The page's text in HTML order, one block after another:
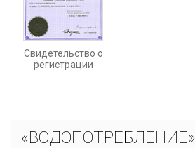
Свидетельство о
регистрации
«ВОДОПОТРЕБЛЕНИЕ»